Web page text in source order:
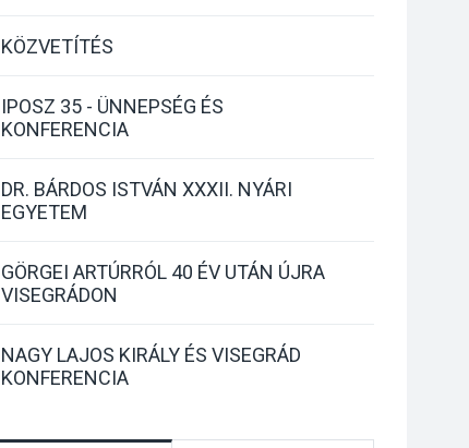
KÖZVETÍTÉS
IPOSZ 35 - ÜNNEPSÉG ÉS
KONFERENCIA
DR. BÁRDOS ISTVÁN XXXII. NYÁRI
EGYETEM
GÖRGEI ARTÚRRÓL 40 ÉV UTÁN ÚJRA
VISEGRÁDON
NAGY LAJOS KIRÁLY ÉS VISEGRÁD
KONFERENCIA